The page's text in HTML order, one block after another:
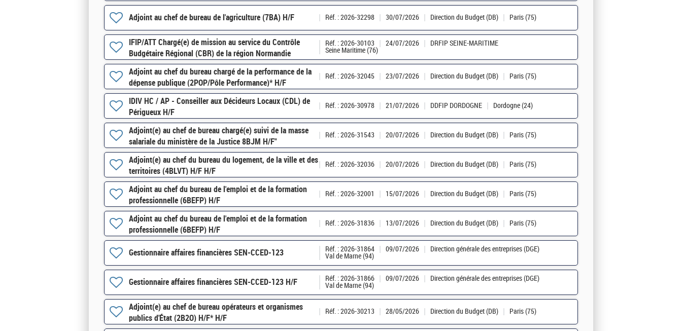
Adjoint au chef de bureau de l'agriculture (7BA) H/F Réf. : 2026-32298 30/07/2026 Direction du Budget (DB) Paris (75)
IFIP/ATT Chargé(e) de mission au service du Contrôle
Budgétaire Régional (CBR) de la région Normandie
Réf. : 2026-30103 24/07/2026
DRFIP SEINE-MARITIME
Seine Maritime (76)
Adjoint au chef du bureau chargé de la performance de la
dépense publique (2POP/Pôle Performance)* H/F
Réf. : 2026-32045 23/07/2026 Direction du Budget (DB) Paris (75)
IDIV HC / AP - Conseiller aux Décideurs Locaux (CDL) de
Périgueux H/F
Réf. : 2026-30978 21/07/2026 DDFIP DORDOGNE Dordogne (24)
Adjoint(e) au chef de bureau chargé(e) suivi de la masse
salariale du ministère de la Justice 8BJM H/F"
Réf. : 2026-31543 20/07/2026 Direction du Budget (DB) Paris (75)
Adjoint(e) au chef du bureau du logement, de la ville et des
territoires (4BLVT) H/F H/F
Réf. : 2026-32036 20/07/2026 Direction du Budget (DB) Paris (75)
Adjoint au chef du bureau de l'emploi et de la formation
professionnelle (6BEFP) H/F
Réf. : 2026-32001 15/07/2026 Direction du Budget (DB) Paris (75)
Adjoint au chef du bureau de l'emploi et de la formation
professionnelle (6BEFP) H/F
Réf. : 2026-31836 13/07/2026 Direction du Budget (DB) Paris (75)
Gestionnaire affaires financières SEN-CCED-123 Réf. : 2026-31864 09/07/2026
Direction générale des entreprises (DGE)
Val de Marne (94)
Gestionnaire affaires financières SEN-CCED-123 H/F Réf. : 2026-31866 09/07/2026
Direction générale des entreprises (DGE)
Val de Marne (94)
Adjoint(e) au chef de bureau opérateurs et organismes
publics d'État (2B2O) H/F* H/F
Réf. : 2026-30213 28/05/2026 Direction du Budget (DB) Paris (75)